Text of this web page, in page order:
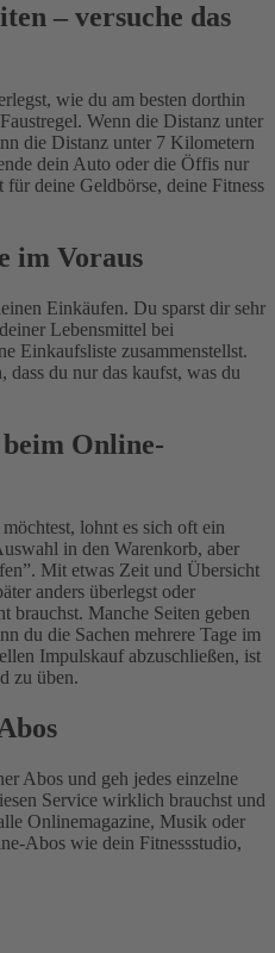
– versuche das
wie du am besten dorthin
Wenn die Distanz unter
die Distanz unter 7 Kilometern
dein Auto oder die Öffis nur
deine Geldbörse, deine Fitness
im Voraus
Einkäufen. Du sparst dir sehr
Lebensmittel bei
Einkaufsliste zusammenstellst.
dass du nur das kaufst, was du
Online-
lohnt es sich oft ein
in den Warenkorb, aber
Mit etwas Zeit und Übersicht
anders überlegst oder
brauchst. Manche Seiten geben
du die Sachen mehrere Tage im
Impulskauf abzuschließen, ist
zu üben.
Abos und geh jedes einzelne
Service wirklich brauchst und
Onlinemagazine, Musik oder
Abos wie dein Fitnessstudio,